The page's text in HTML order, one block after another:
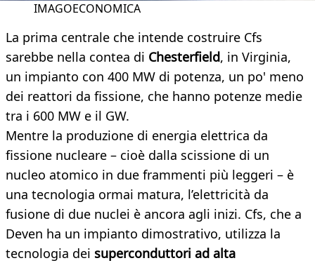
IMAGOECONOMICA
La prima centrale che intende costruire Cfs
sarebbe nella contea di Chesterfield, in Virginia,
un impianto con 400 MW di potenza, un po' meno
dei reattori da fissione, che hanno potenze medie
tra i 600 MW e il GW.
Mentre la produzione di energia elettrica da
fissione nucleare – cioè dalla scissione di un
nucleo atomico in due frammenti più leggeri – è
una tecnologia ormai matura, l’elettricità da
fusione di due nuclei è ancora agli inizi. Cfs, che a
Deven ha un impianto dimostrativo, utilizza la
tecnologia dei superconduttori ad alta